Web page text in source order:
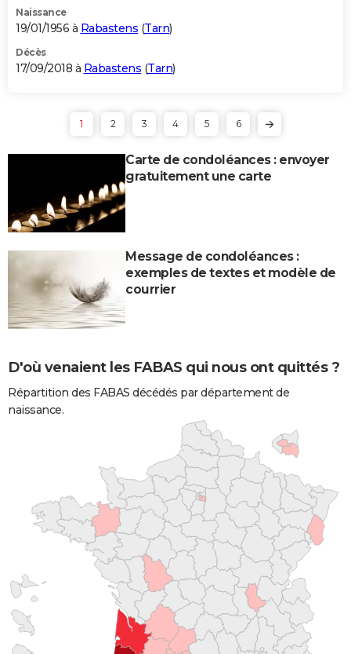
Naissance
19/01/1956 à Rabastens (Tarn)
Décès
17/09/2018 à Rabastens (Tarn)
1 2 3 4 5 6
Carte de condoléances : envoyer
gratuitement une carte
Message de condoléances :
exemples de textes et modèle de
courrier
D'où venaient les FABAS qui nous ont quittés ?
Répartition des FABAS décédés par département de
naissance.